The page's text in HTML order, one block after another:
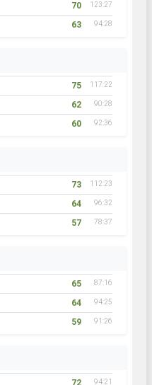
70 123:27
63 94:28
75 117:22
62 90:28
60 92:36
73 112:23
64 96:32
57 78:37
65 87:16
64 94:25
59 91:26
72 94:21